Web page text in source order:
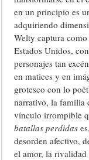
en un principio es
adquiriendo
Welty captura
Estados Unidos,
personajes tan
en matices y en
grotesco con lo
narrativo, la familia
vínculo irrompible
batallas perdidas
desorden afectivo,
el amor, la